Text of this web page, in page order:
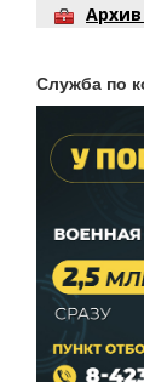
Служба по